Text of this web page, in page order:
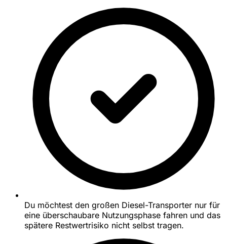
Du möchtest den großen Diesel-Transporter nur für
eine überschaubare Nutzungsphase fahren und das
spätere Restwertrisiko nicht selbst tragen.